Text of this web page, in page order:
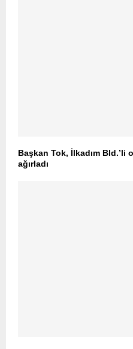
Başkan Tok, İlkadım Bld.’li
ağırladı